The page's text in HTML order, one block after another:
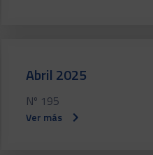
Abril 2025
Nº 195
Ver más